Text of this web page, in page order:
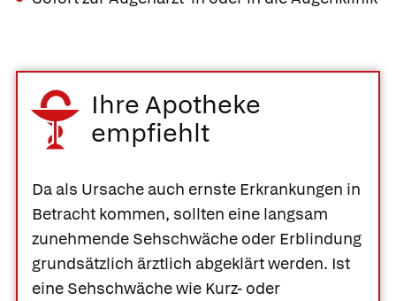
Ihre Apotheke
empfiehlt
Da als Ursache auch ernste Erkrankungen in
Betracht kommen, sollten eine langsam
zunehmende Sehschwäche oder Erblindung
grundsätzlich ärztlich abgeklärt werden. Ist
eine Sehschwäche wie Kurz- oder